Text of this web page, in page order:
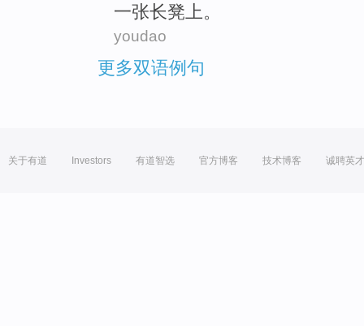
一张长凳上。
youdao
更多双语例句
关于有道 Investors 有道智选 官方博客 技术博客 诚聘英才